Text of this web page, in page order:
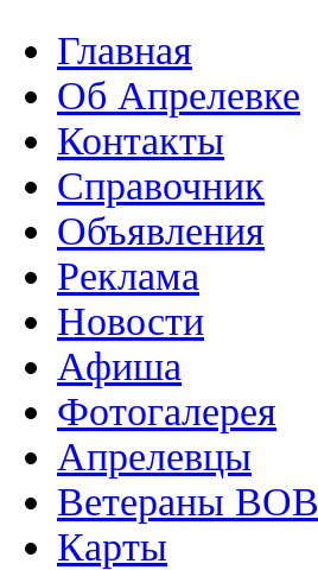
Главная
Об Апрелевке
Контакты
Справочник
Объявления
Реклама
Новости
Афиша
Фотогалерея
Апрелевцы
Ветераны ВОВ
Карты